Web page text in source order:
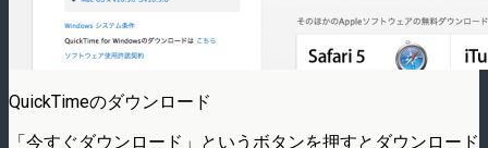
QuickTimeのダウンロード
「今すぐダウンロード」というボタンを押すとダウンロード